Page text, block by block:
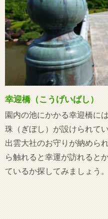
幸迎橋（こうげいばし）
園内の池にかかる幸迎橋に
珠（ぎぼし）が設けられて
出雲大社のお守りが納めら
ら触れると幸運が訪れると
ているか探してみましょう。